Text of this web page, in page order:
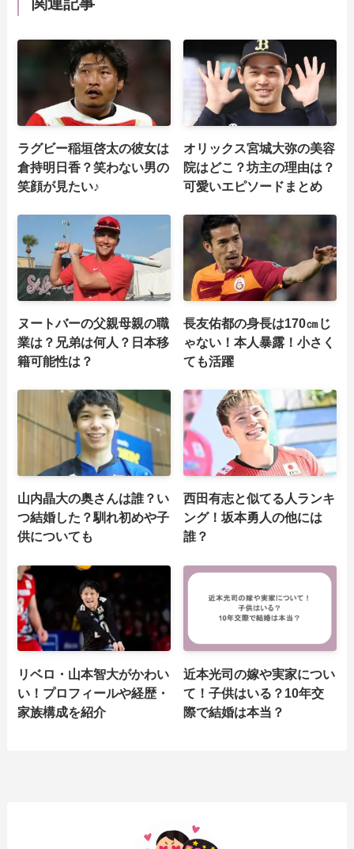
ラグビー稲垣啓太の彼女は
倉持明日香？笑わない男の
笑顔が見たい♪
オリックス宮城大弥の美容
院はどこ？坊主の理由は？
可愛いエピソードまとめ
ヌートバーの父親母親の職
業は？兄弟は何人？日本移
籍可能性は？
長友佑都の身長は170㎝じ
ゃない！本人暴露！小さく
ても活躍
山内晶大の奥さんは誰？い
つ結婚した？馴れ初めや子
供についても
西田有志と似てる人ランキ
ング！坂本勇人の他には
誰？
リベロ・山本智大がかわい
い！プロフィールや経歴・
家族構成を紹介
近本光司の嫁や実家につい
て！子供はいる？10年交
際で結婚は本当？